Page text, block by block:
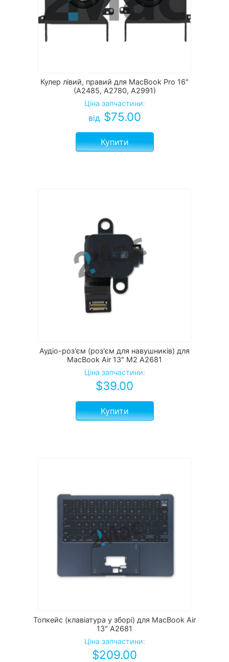
Кулер лівий, правий для MacBook Pro 16"
(A2485, A2780, A2991)
Ціна запчастини:
від $75.00
Купити
Аудіо-роз'єм (роз'єм для навушників) для
MacBook Air 13" M2 A2681
Ціна запчастини:
$39.00
Купити
Топкейс (клавіатура у зборі) для MacBook Air
13" A2681
Ціна запчастини:
$209.00